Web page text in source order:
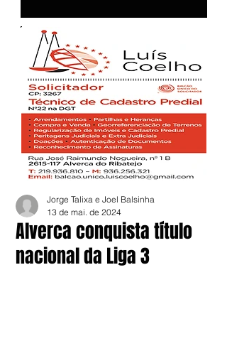
Alverca conquista título
nacional da Liga 3
Jorge Talixa e Joel Balsinha
13 de mai. de 2024